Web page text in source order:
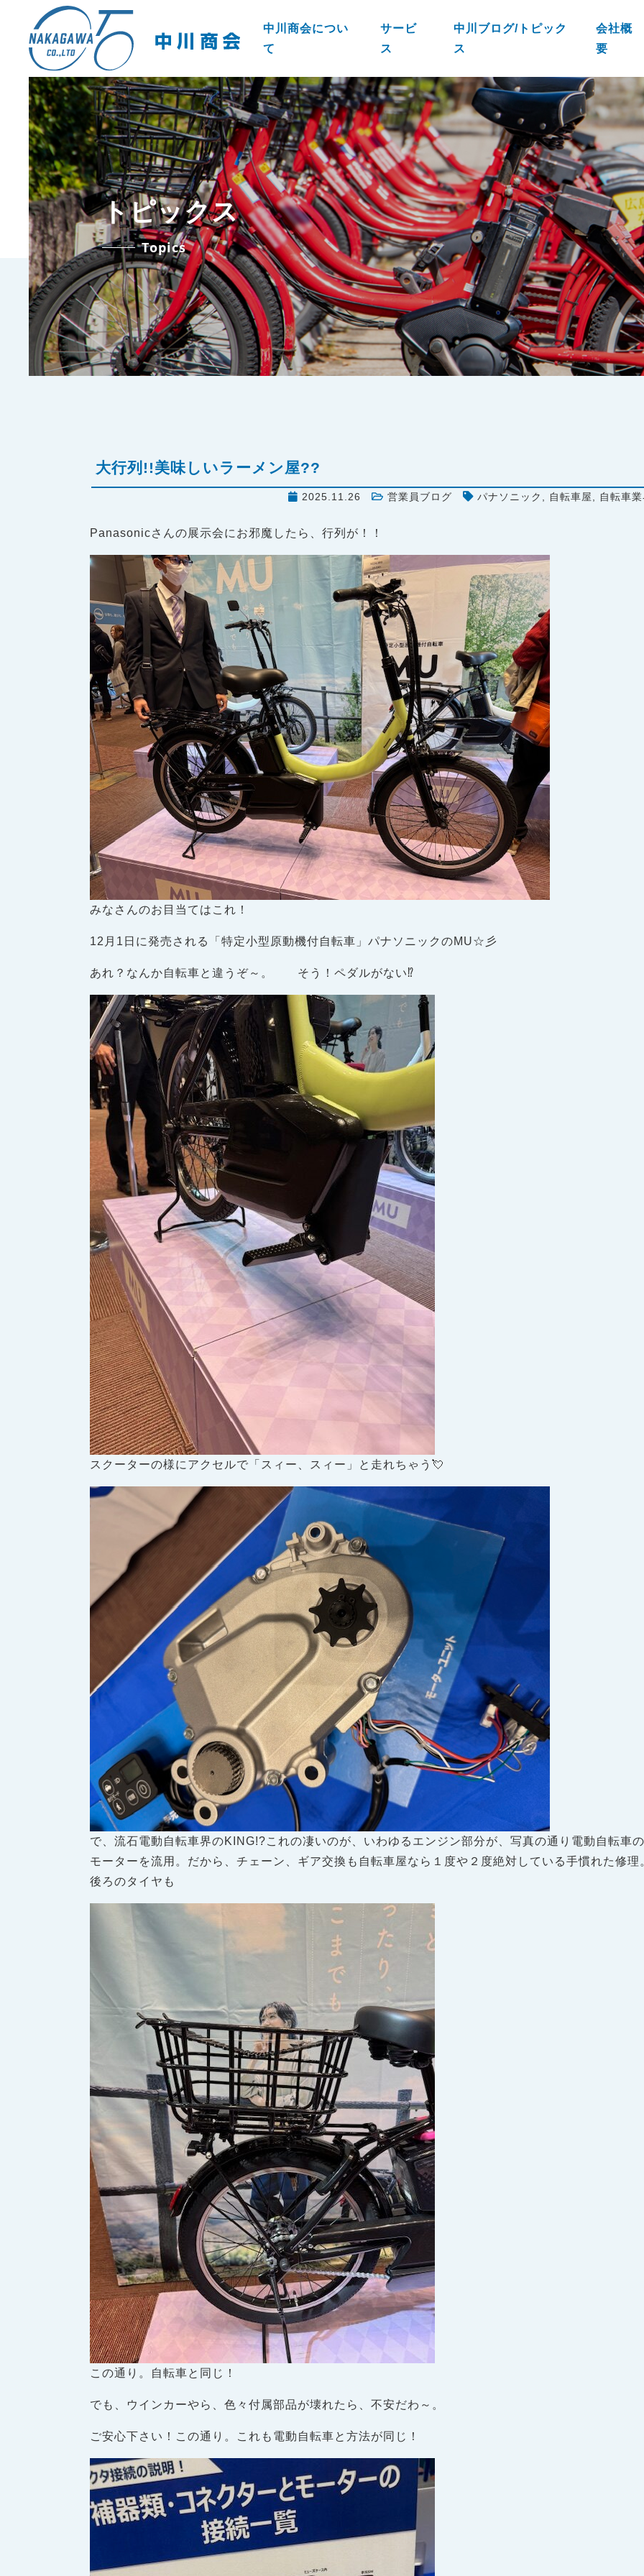
中川商会につい
て
サービ
ス
中川ブログ/トピック
ス
会社概
要
トピックス
Topics
大行列!!美味しいラーメン屋??
2025.11.26 営業員ブログ パナソニック 自転車屋 自転車
Panasonicさんの展示会にお邪魔したら、行列が！！
みなさんのお目当てはこれ！
12月1日に発売される「特定小型原動機付自転車」パナソニックのMU☆彡
あれ？なんか自転車と違うぞ～。 そう！ペダルがない⁉
スクーターの様にアクセルで「スィー、スィー」と走れちゃう💘
で、流石電動自転車界のKING!?これの凄いのが、いわゆるエンジン部分が、写真の通り電動自転車
モーターを流用。だから、チェーン、ギア交換も自転車屋なら１度や２度絶対している手慣れた修理
後ろのタイヤも
この通り。自転車と同じ！
でも、ウインカーやら、色々付属部品が壊れたら、不安だわ～。
ご安心下さい！この通り。これも電動自転車と方法が同じ！